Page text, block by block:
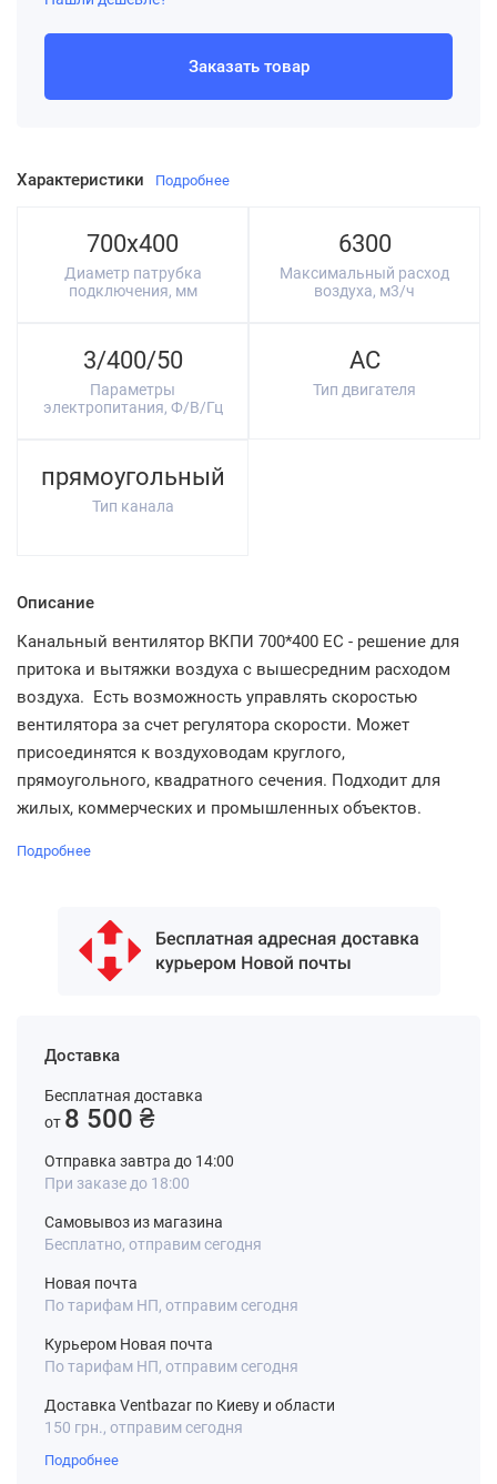
Характеристики Подробнее
700х400
Диаметр патрубка
подключения, мм
6300
Максимальный расход
воздуха, м3/ч
3/400/50
Параметры
электропитания, Ф/В/Гц
AC
Тип двигателя
прямоугольный
Тип канала
Описание
Канальный вентилятор ВКПИ 700*400 ЕС - решение для
притока и вытяжки воздуха с вышесредним расходом
воздуха. Есть возможность управлять скоростью
вентилятора за счет регулятора скорости. Может
присоединятся к воздуховодам круглого,
прямоугольного, квадратного сечения. Подходит для
жилых, коммерческих и промышленных объектов.
Подробнее
Доставка
Бесплатная доставка
от 8 500 ₴
Отправка завтра до 14:00
При заказе до 18:00
Самовывоз из магазина
Бесплатно, отправим сегодня
Новая почта
По тарифам НП, отправим сегодня
Курьером Новая почта
По тарифам НП, отправим сегодня
Доставка Ventbazar по Киеву и области
150 грн., отправим сегодня
Подробнее
Заказать товар